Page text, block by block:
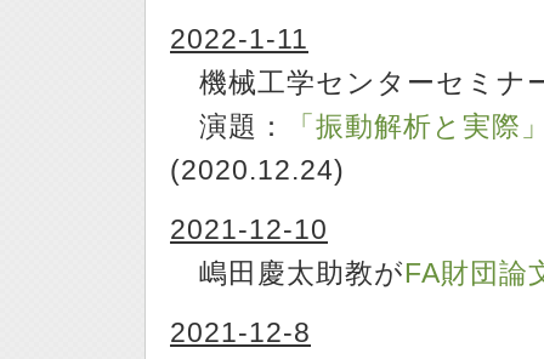
2022-1-11
機械工学センターセミナ
演題：
「振動解析と実際
(2020.12.24)
2021-12-10
嶋田慶太助教がFA財団論
2021-12-8